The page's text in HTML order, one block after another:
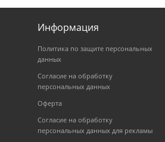
Информация
Политика по защите персональных
данных
Согласие на обработку
персональных данных
Оферта
Согласие на обработку
персональных данных для рекламы